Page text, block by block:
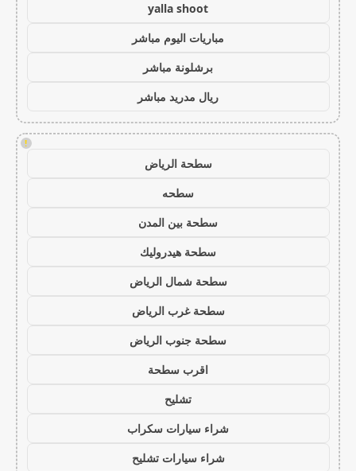
yalla shoot
مباريات اليوم مباشر
برشلونة مباشر
ريال مدريد مباشر
!
سطحة الرياض
سطحه
سطحة بين المدن
سطحة هيدروليك
سطحة شمال الرياض
سطحة غرب الرياض
سطحة جنوب الرياض
اقرب سطحة
تشليح
شراء سيارات سكراب
شراء سيارات تشليح